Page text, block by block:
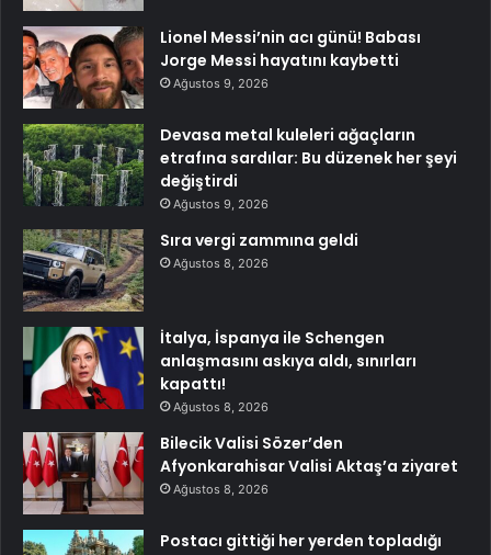
Lionel Messi’nin acı günü! Babası
Jorge Messi hayatını kaybetti
Ağustos 9, 2026
Devasa metal kuleleri ağaçların
etrafına sardılar: Bu düzenek her şeyi
değiştirdi
Ağustos 9, 2026
Sıra vergi zammına geldi
Ağustos 8, 2026
İtalya, İspanya ile Schengen
anlaşmasını askıya aldı, sınırları
kapattı!
Ağustos 8, 2026
Bilecik Valisi Sözer’den
Afyonkarahisar Valisi Aktaş’a ziyaret
Ağustos 8, 2026
Postacı gittiği her yerden topladığı